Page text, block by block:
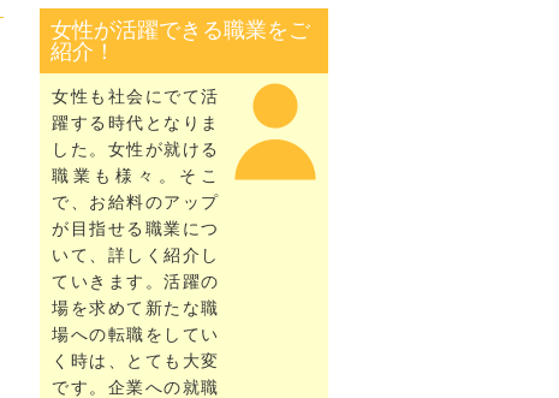
女性が活躍できる職業をご
紹介！
女性も社会にでて活
躍する時代となりま
した。女性が就ける
職業も様々。そこ
で、お給料のアップ
が目指せる職業につ
いて、詳しく紹介し
ていきます。活躍の
場を求めて新たな職
場への転職をしてい
く時は、とても大変
です。企業への就職